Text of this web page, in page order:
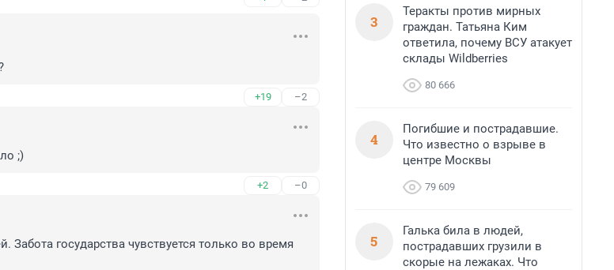
+19 –2
;)
+2 –0
Забота государства чувствуется только во время
3
Теракты против мирных
граждан. Татьяна Ким
ответила, почему ВСУ атакует
склады Wildberries
80 666
4
Погибшие и пострадавшие.
Что известно о взрыве в
центре Москвы
79 609
5
Галька била в людей,
пострадавших грузили в
скорые на лежаках. Что